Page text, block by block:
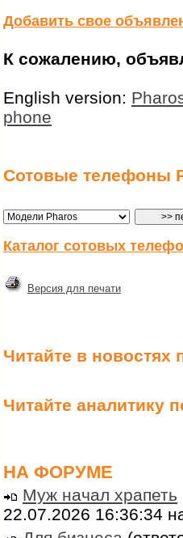
Добавить свое
К сожалению,
English version:
phone
Сотовые телефоны
Каталог сотовых
Версия для печати
Читайте в новостях
Читайте аналитику
НА ФОРУМЕ
Муж начал храпеть
22.07.2026 16:36:34